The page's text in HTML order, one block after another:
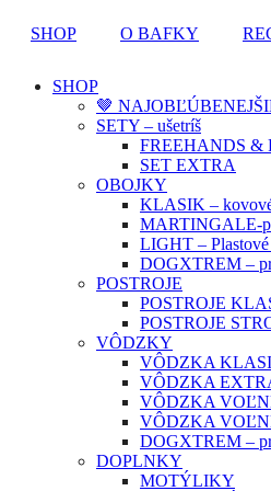
SHOP O BAFKY
SHOP
🤎
SETY – ušetríš
FREEHANDS &
SET EXTRA
OBOJKY
KLASIK –
MARTINGALE-
LIGHT – Plastové
DOGXTREM –
POSTROJE
POSTROJE
POSTROJE
VÔDZKY
VÔDZKA
VÔDZKA
VÔDZKA
VÔDZKA
DOGXTREM –
DOPLNKY
MOTÝLIKY